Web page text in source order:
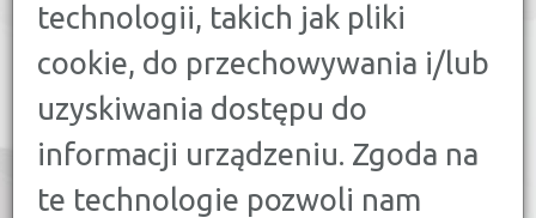
technologii, takich jak pliki
cookie, do przechowywania i/lub
uzyskiwania dostępu do
informacji urządzeniu. Zgoda na
te technologie pozwoli nam
PORÓWNAJ:
KREDYT GOTÓWKOWY 16
KREDYT HIPOTECZNY 21
KREDYT FIRMOWY 9